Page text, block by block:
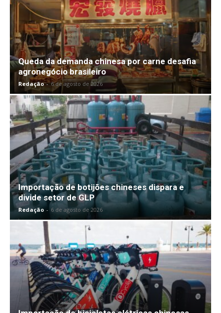
Queda da demanda chinesa por carne desafia
agronegócio brasileiro
Redação - 6 de agosto de 2026
Importação de botijões chineses dispara e
divide setor de GLP
Redação - 6 de agosto de 2026